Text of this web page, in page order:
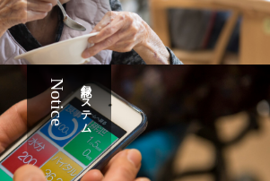
記録システム
Notice